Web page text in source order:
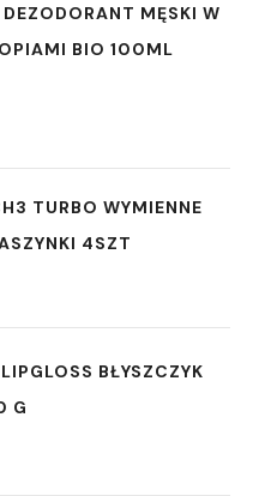
MĘSKI W
BIO 100ML
TURBO WYMIENNE
4SZT
BŁYSZCZYK
G